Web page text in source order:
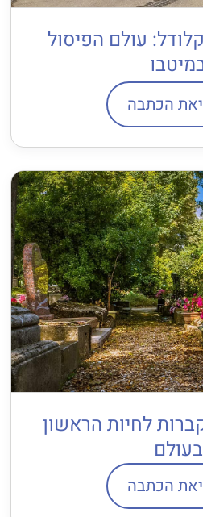
עולם הפיסול
הכתבה
לחיות הראשון
בעולם
הכתבה